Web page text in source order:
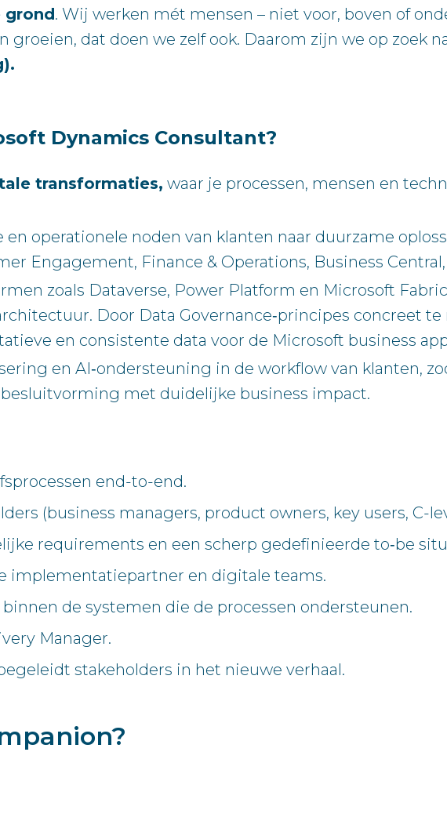
grond. Wij werken mét mensen – niet voor, boven of
groeien, dat doen we zelf ook. Daarom zijn we op zoek
Dynamics Consultant?
transformaties, waar je processen, mensen en
operationele noden van klanten naar duurzame
Engagement, Finance & Operations, Business
zoals Dataverse, Power Platform en Microsoft
Door Data Governance‑principes concreet te
en consistente data voor de Microsoft business
en AI‑ondersteuning in de workflow van klanten,
besluitvorming met duidelijke business impact.
end-to-end.
(business managers, product owners, key users, C-
requirements en een scherp gedefinieerde to‑be
implementatiepartner en digitale teams.
de systemen die de processen ondersteunen.
Manager.
stakeholders in het nieuwe verhaal.